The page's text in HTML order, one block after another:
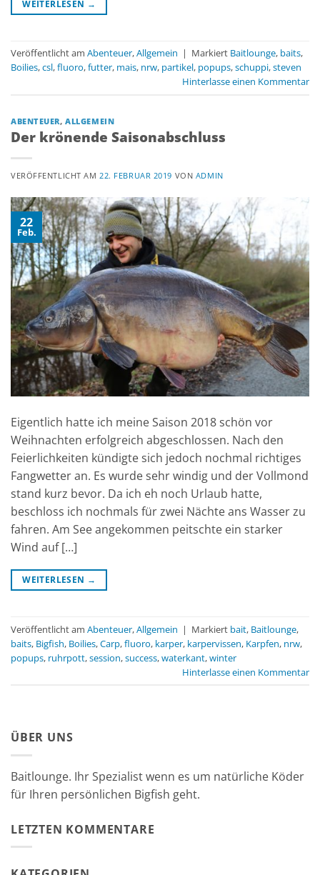
WEITERLESEN →
Veröffentlicht am Abenteuer,Allgemein | Markiert Baitlounge, baits,
Boilies,csl,fluoro,futter, mais, nrw, partikel, popups,schuppi,steven
Hinterlasse einen Kommentar
ABENTEUER,ALLGEMEIN
Der krönende Saisonabschluss
VERÖFFENTLICHT AM22. FEBRUAR 2019 VON ADMIN
22
Feb.
Eigentlich hatte ich meine Saison 2018 schön vor
Weihnachten erfolgreich abgeschlossen. Nach den
Feierlichkeiten kündigte sich jedoch nochmal richtiges
Fangwetter an. Es wurde sehr windig und der Vollmond
stand kurz bevor. Da ich eh noch Urlaub hatte,
beschloss ich nochmals für zwei Nächte ans Wasser zu
fahren. Am See angekommen peitschte ein starker
Wind auf […]
WEITERLESEN →
Veröffentlicht am Abenteuer,Allgemein | Markiert bait, Baitlounge,
baits, Bigfish, Boilies,Carp,fluoro, karper, karpervissen, Karpfen, nrw,
popups, ruhrpott,session,success,waterkant,winter
Hinterlasse einen Kommentar
ÜBER UNS
Baitlounge. Ihr Spezialist wenn es um natürliche Köder
für Ihren persönlichen Bigfish geht.
LETZTEN KOMMENTARE